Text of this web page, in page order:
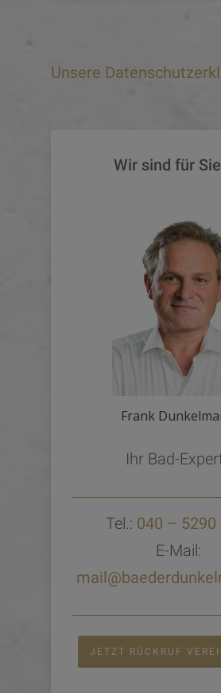
Unsere
Wir sind für
Frank
Ihr Bad-
Tel.: 040 – 5290
E-Mail:
JETZT RÜCKRUF